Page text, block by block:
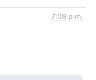
7:09 p.m.